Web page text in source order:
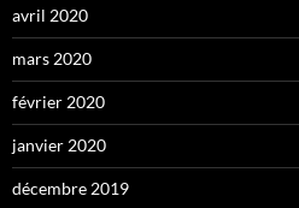
avril 2020
mars 2020
février 2020
janvier 2020
décembre 2019